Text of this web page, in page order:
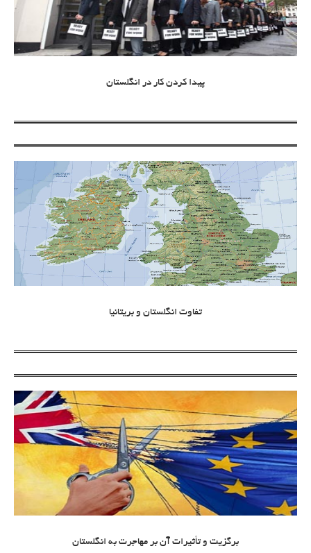
پیدا کردن کار در انگلستان
تفاوت انگلستان و بریتانیا
برگزیت و تأثیرات آن بر مهاجرت به انگلستان